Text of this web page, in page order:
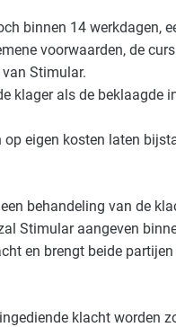
binnen 14 werkdagen,
voorwaarden, de
Stimular.
klager als de beklaagde
eigen kosten laten
behandeling van de
Stimular aangeven
en brengt beide
klacht worden